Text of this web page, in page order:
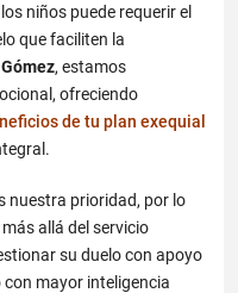
niños puede requerir el
que faciliten la
, estamos
ofreciendo
de tu plan exequial
nuestra prioridad, por lo
allá del servicio
su duelo con apoyo
mayor inteligencia